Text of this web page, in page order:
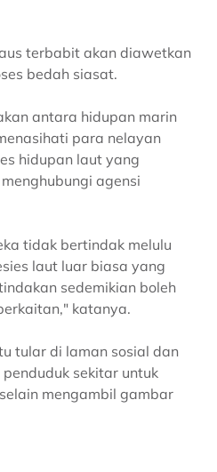
terbabit akan diawetkan
bedah siasat.
antara hidupan marin
para nelayan
hidupan laut yang
agensi
tidak bertindak melulu
laut luar biasa yang
sedemikian boleh
katanya.
tular di laman sosial dan
sekitar untuk
mengambil gambar